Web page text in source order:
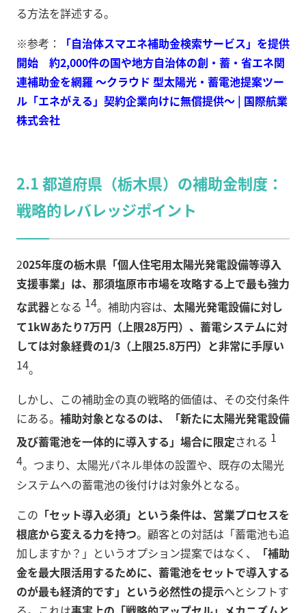
る方法を詳述する。
※参考：
「自治体スマエネ補助金検索サービス」を提供
開始 約2,000件の国や地方自治体の創・蓄・省エネ関
連補助金を網羅 ～クラウド 型太陽光・蓄電池提案ツー
ル「エネがえる」契約企業向けに無償提供～ | 国際航業
株式会社
2.1 都道府県（栃木県）の補助金制度：
戦略的レバレッジポイント
2025年度の栃木県「個人住宅用太陽光発電設備等導入
支援事業」は、那須塩原市市場を攻略する上で最も強力
な武器となる 14。補助内容は、 太陽光発電設備に対し
て1kWあたり7万円（上限28万円）、蓄電システムに対
しては対象経費の1/3（上限25.8万円）と非常に手厚い
14。
しかし、この補助金の真の戦略的価値は、その交付条件
にある。 補助対象となるのは、「新たに太陽光発電設備
及び蓄電池を一体的に導入する」場合に限定される 1
4。つまり、太陽光パネル単体の設置や、既存の太陽光
システムへの蓄電池の後付けは対象外となる。
この 「セット導入必須」という条件は、営業プロセスを
根底から変える力を持つ。顧客との対話は「蓄電池も追
加しますか？」というオプション提案ではなく、
「補助
金を最大限活用するために、蓄電池をセットで導入する
のが最も経済的です」という必然性の提示へとシフトす